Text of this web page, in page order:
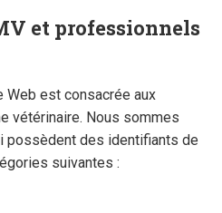
et professionnels
Web est consacrée aux
vétérinaire. Nous sommes
possèdent des identifiants de
suivantes :